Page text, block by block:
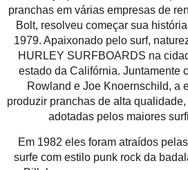
pranchas em várias empresas de
Bolt, resolveu começar sua
1979. Apaixonado pelo surf,
HURLEY SURFBOARDS na
estado da Califórnia. Juntamente
Rowland e Joe Knoernschild, a
produzir pranchas de alta
adotadas pelos maiores
Em 1982 eles foram atraídos
surfe com estilo punk rock da